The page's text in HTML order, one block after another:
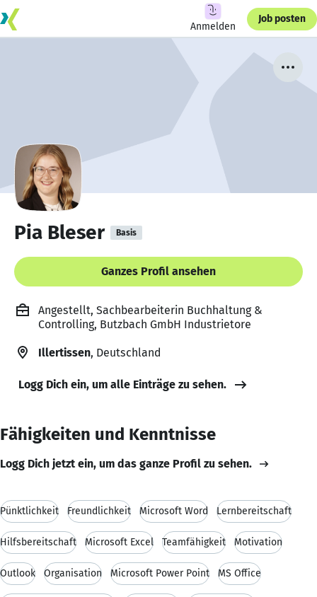
Anmelden
Job posten
Pia Bleser Basis
Ganzes Profil ansehen
Angestellt, Sachbearbeiterin Buchhaltung &
Controlling, Butzbach GmbH Industrietore
Illertissen, Deutschland
Logg Dich ein, um alle Einträge zu sehen.
Fähigkeiten und Kenntnisse
Logg Dich jetzt ein, um das ganze Profil zu sehen.
Pünktlichkeit Freundlichkeit Microsoft Word Lernbereitschaft
Hilfsbereitschaft Microsoft Excel Teamfähigkeit Motivation
Outlook Organisation Microsoft Power Point MS Office